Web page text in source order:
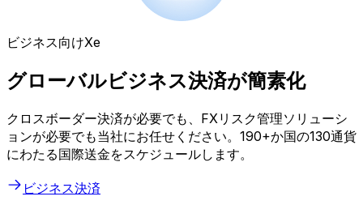
ビジネス向けXe
グローバルビジネス決済が簡素化
クロスボーダー決済が必要でも、FXリスク管理ソリューシ
ョンが必要でも当社にお任せください。190+か国の130通貨
にわたる国際送金をスケジュールします。
ビジネス決済